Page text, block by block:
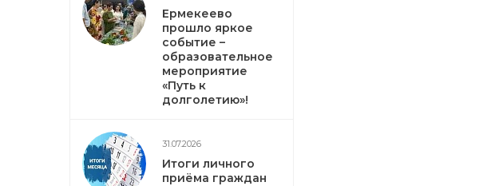
Ермекеево
прошло яркое
событие –
образовательное
мероприятие
«Путь к
долголетию»!
31.07.2026
Итоги личного
приёма граждан